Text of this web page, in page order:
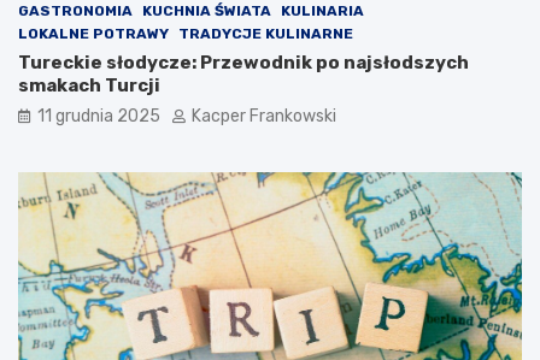
GASTRONOMIA KUCHNIA ŚWIATA
KULINARIA
LOKALNE POTRAWY
TRADYCJE KULINARNE
Tureckie słodycze: Przewodnik po najsłodszych
smakach Turcji
11 grudnia 2025 Kacper Frankowski